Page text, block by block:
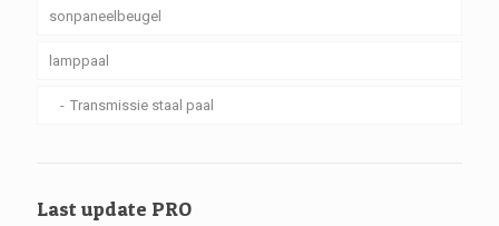
sonpaneelbeugel
lamppaal
Transmissie staal paal
Last update PRO